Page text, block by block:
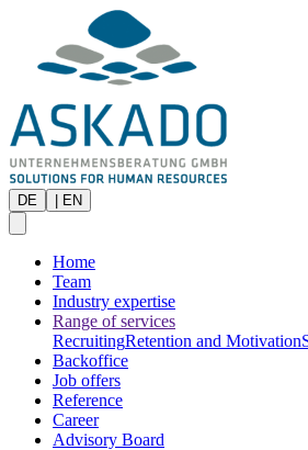
DE EN
Home
Team
Industry expertise
Range of services
RecruitingRetention and Motivation
Backoffice
Job offers
Reference
Career
Advisory Board